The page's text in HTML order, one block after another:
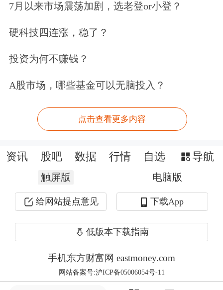
变化，以中央财政资金为引导，鼓励地
方政府给予支持，同时鼓励电商平台、
给予补贴，支持家电企业对以旧家电换
购节能家电的消费者给予优惠。4月30
日至8月底，广州市商务局开展广州市
家电以旧换新活动，以发放家电消费券
的形式予以购买补贴。每位消费者每周
限领取2张家电券，单笔订单金额超过
500元可用，单笔九折500元封顶优惠。
沙园家电市桥店店长何飘梅算了一笔细
账。余大姐购买的这款空调标价6999
元，用旧空调抵扣可获得沙园家电10%
7月以来市场震荡加剧，选老登or小登？
硬科技四连涨，稳了？
投资为何不赚钱？
A股市场，哪些基金可以无脑投入？
点击查看更多内容
资讯 股吧 数据 行情 自选 导航
触屏版 电脑版
给网站提点意见 下载App
低版本下载指南
手机东方财富网 eastmoney.com
网站备案号:沪ICP备05006054号-11